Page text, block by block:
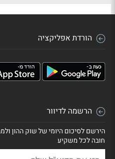
הורדת אפליקציה
הרשמה לדיוור
הירשם לסיכום היומי של שוק ההון
חובה לכל משקיע